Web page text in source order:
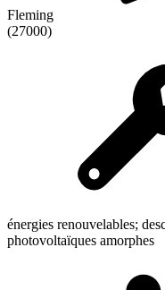
Fleming
(27000)
énergies renouvelables;
photovoltaïques amorphes